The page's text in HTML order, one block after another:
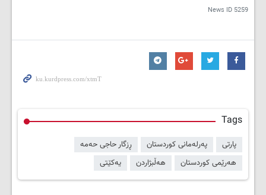
News ID 5259
Tags
پارتی پەرلەمانی کوردستان
ڕزگار حاجی حەمە
هەرێمی کوردستان
هەڵبژاردن یەکێتی